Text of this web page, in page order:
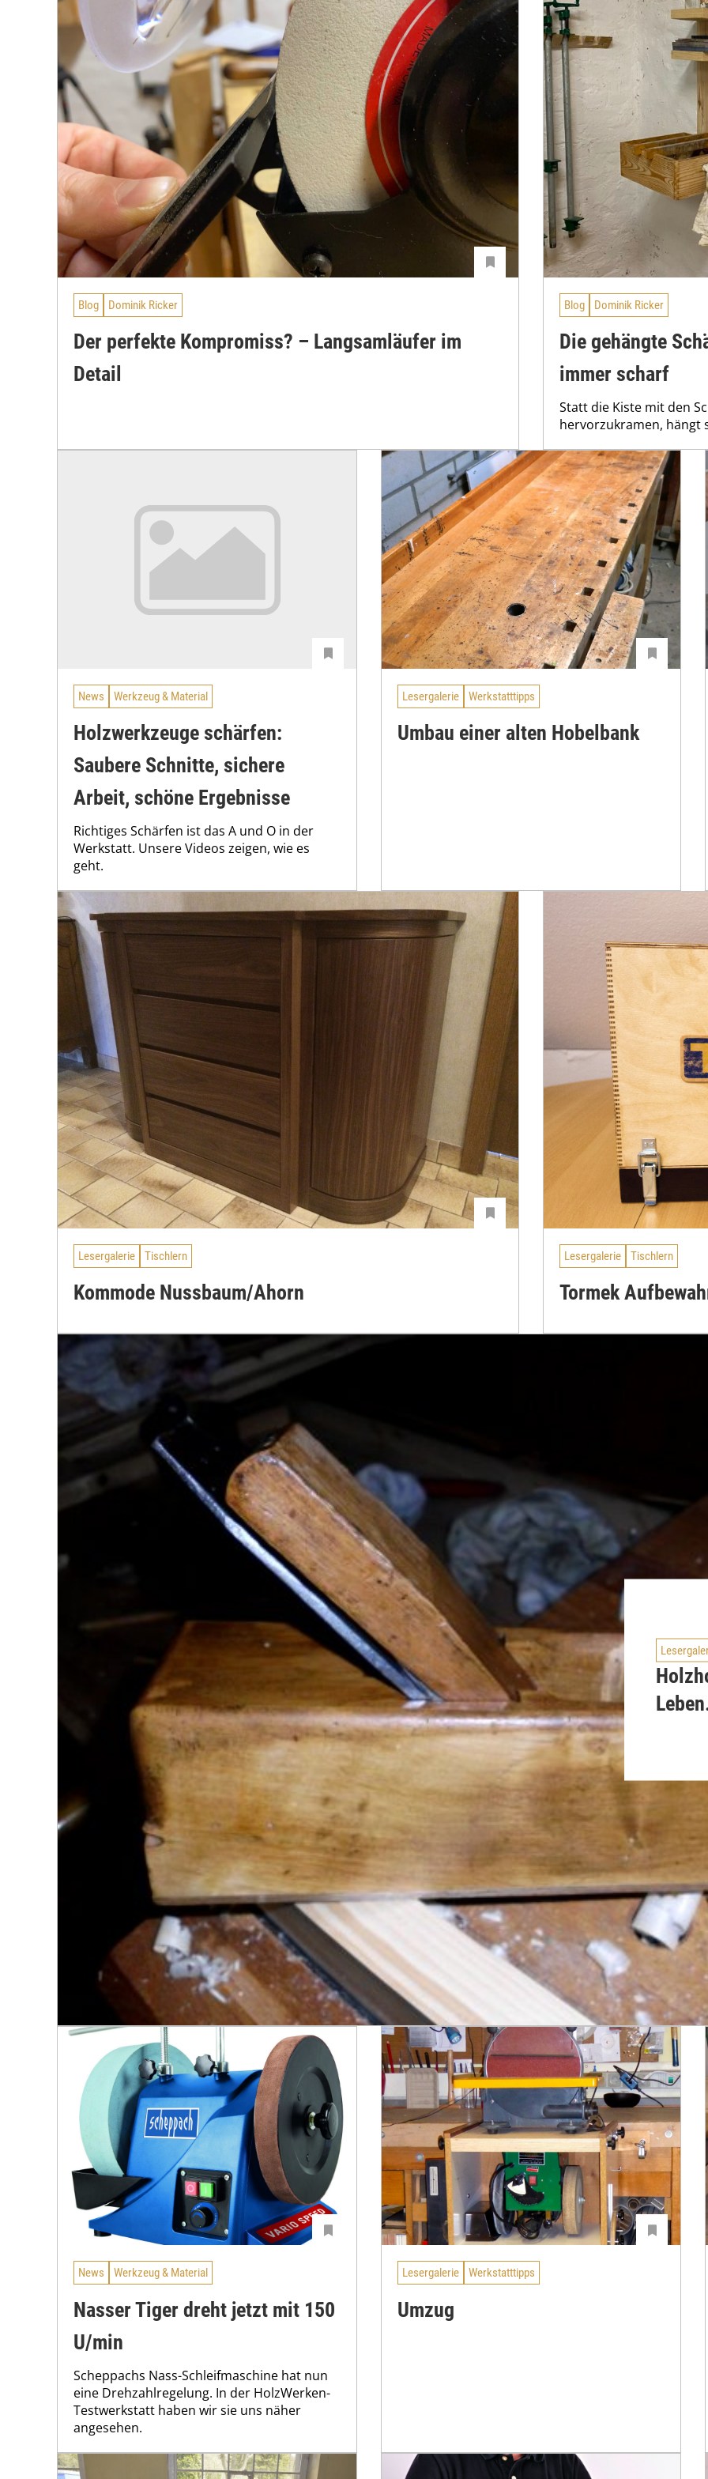
Blog Dominik Ricker
Der perfekte Kompromiss? – Langsamläufer im
Detail
Blog Dominik Ricker
Die gehängte
immer scharf
Statt die Kiste mit den
hervorzukramen, hängt
News Werkzeug & Material
Holzwerkzeuge schärfen:
Saubere Schnitte, sichere
Arbeit, schöne Ergebnisse
Richtiges Schärfen ist das A und O in der
Werkstatt. Unsere Videos zeigen, wie es
geht.
Lesergalerie Werkstatttipps
Umbau einer alten Hobelbank
Lesergalerie Tischlern
Kommode Nussbaum/Ahorn
Lesergalerie Tischlern
Tormek
News Werkzeug & Material
Nasser Tiger dreht jetzt mit 150
U/min
Scheppachs Nass-Schleifmaschine hat nun
eine Drehzahlregelung. In der HolzWerken-
Testwerkstatt haben wir sie uns näher
angesehen.
Lesergalerie Werkstatttipps
Umzug